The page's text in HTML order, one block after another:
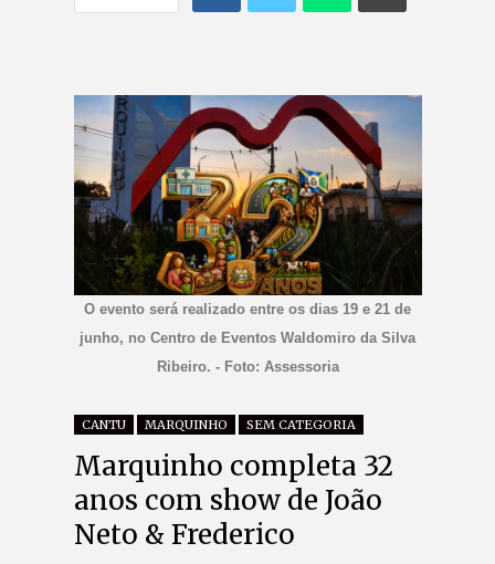
O evento será realizado entre os dias 19 e 21 de
junho, no Centro de Eventos Waldomiro da Silva
Ribeiro. - Foto: Assessoria
CANTU MARQUINHO SEM CATEGORIA
Marquinho completa 32
anos com show de João
Neto & Frederico